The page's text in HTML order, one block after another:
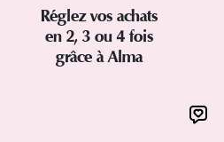
Réglez vos achats
en 2, 3 ou 4 fois
grâce à Alma